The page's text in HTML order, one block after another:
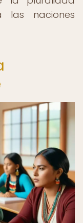
las naciones